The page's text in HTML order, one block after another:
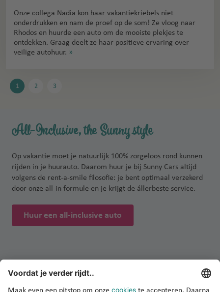
Onze collega Nadia kon haar vakantiekriebels niet
onderdrukken en nam de proef op de som! Ze vloog naar
Rhodos en huurde een auto om de mooiste plekjes te
ontdekken. Graag deelt ze haar positieve ervaring over
veilige autohuur. »
1 2 3
All-Inclusive, the Sunny style
Op vakantie moet je natuurlijk 100% zorgeloos rond kunnen
rijden in je huurauto. Daarom huur je bij Sunny Cars altijd
volgens de rent-a-smile filosofie: je bent optimaal verzekerd
door onze all-in formule en je krijgt de állerbeste service.
Huur een all-inclusive auto